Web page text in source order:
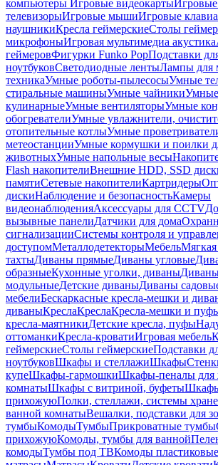
компьютеры Игровые видеокарты
телевизорыИгровые мышиИгровые
наушникиКресла геймерскиеСтолы
микрофоныИгровая мультимедиа акустика
геймеровФигурки Funko PopПодставки
ноутбуковСветодиодные лентыЛампы для
техникаУмные роботы-пылесосыУмные
стиральные машиныУмные чайники
кулинарныеУмные вентиляторыУмные
обогревателиУмные увлажнители,
отопительные котлыУмные
метеостанцииУмные кормушки и поилки
животныхУмные напольные весы
Flash накопителиВнешние HDD, SSD
памятиСетевые накопителиКартридеры
дискиНаблюдение и безопасностьКамеры
видеонаблюденияАксессуары для CCTV
вызывные панелиДатчики для дома
сигнализацииСистемы контроля и
доступомМеталлодетекторыМебель
тахтыДиваны прямыеДиваны угловые
образныеКухонные уголки, диваны
модульныеДетские диваныДиваны
мебелиБескаркасные кресла-мешки и
диваныКреслаКреслаКресла-мешки и
кресла-маятникиДетские кресла, пуфы
оттоманкиКресла-кроватиИгровая мебель
геймерскиеСтолы геймерскиеПодставки
ноутбуковШкафы и стеллажиШкафы
купеШкафы-гармошкиШкафы-пеналы для
комнатыШкафы с витриной, буфеты
прихожуюПолки, стеллажи, системы
ванной комнатыВешалки, подставки для
тумбыКомодыТумбыПрикроватные тумбы
прихожуюКомоды, тумбы для ванной
комодыТумбы под ТВКомоды пластиковые